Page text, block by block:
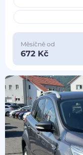
Měsíčně od
672 Kč